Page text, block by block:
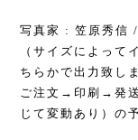
写真家 : 笠原秀信
（サイズによって
ちらかで出力致し
ご注文→印刷→発
じて変動あり）の